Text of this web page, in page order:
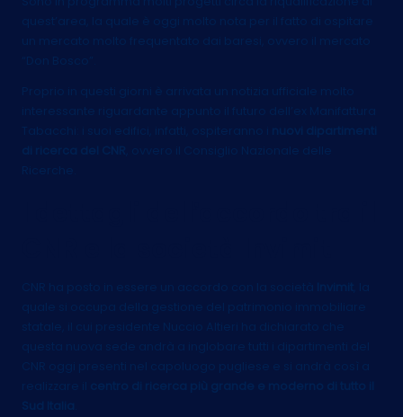
quest’area, la quale è oggi molto nota per il fatto di ospitare
un mercato molto frequentato dai baresi, ovvero il mercato
“Don Bosco”.
Proprio in questi giorni è arrivata un notizia ufficiale molto
interessante riguardante appunto il futuro dell’ex Manifattura
Tabacchi: i suoi edifici, infatti, ospiteranno i
nuovi dipartimenti
di ricerca del CNR
, ovvero il Consiglio Nazionale delle
Ricerche.
CNR ha posto in essere un accordo con la società Invimit
quale si occupa della gestione del patrimonio immobiliare
statale, il cui presidente Nuccio Altieri ha dichiarato che
questa nuova sede andrà a inglobare tutti i dipartimenti del
CNR oggi presenti nel capoluogo pugliese e si andrà così a
realizzare il centro di ricerca più grande e moderno di tutto il
Sud Italia